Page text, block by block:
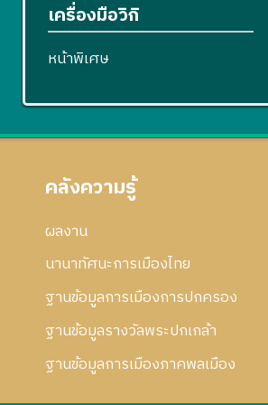
เครื่องมือวิกิ
หน้าพิเศษ
คลังความรู้
ผลงาน
นานาทัศนะการเมืองไทย
ฐานข้อมูลการเมืองการปกครอง
ฐานข้อมูลรางวัลพระปกเกล้า
ฐานข้อมูลการเมืองภาคพลเมือง